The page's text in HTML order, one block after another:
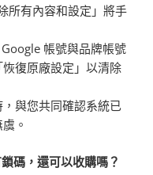
所有內容和設定」將手
帳號與品牌帳號
恢復原廠設定」以清除
與您共同確認系統已
。
碼，還可以收購嗎？